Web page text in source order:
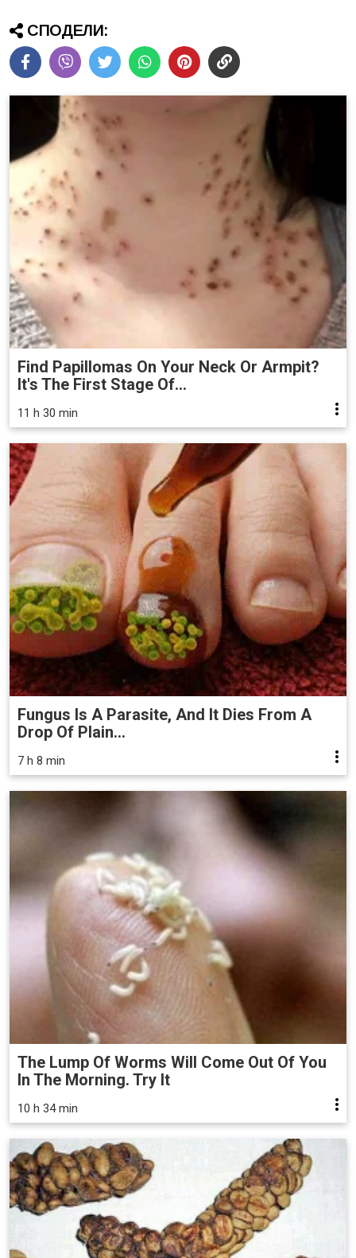
СПОДЕЛИ:
Find Papillomas On Your Neck Or Armpit?
It's The First Stage Of...
11 h 30 min
Fungus Is A Parasite, And It Dies From A
Drop Of Plain...
7 h 8 min
The Lump Of Worms Will Come Out Of You
In The Morning. Try It
10 h 34 min